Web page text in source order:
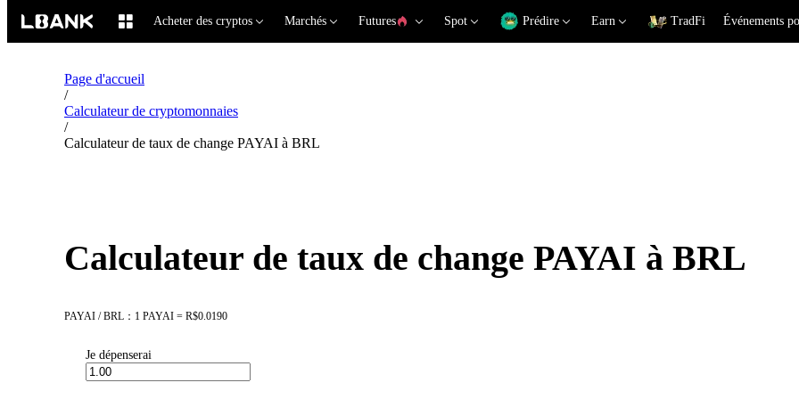
Acheter des cryptos Marchés Futures Spot Prédire Earn TradFi Événements
Page d'accueil
/
Calculateur de cryptomonnaies
/
Calculateur de taux de change PAYAI à BRL
Calculateur de taux de change PAYAI à BRL
PAYAI / BRL：1 PAYAI = R$0.0190
Je dépenserai